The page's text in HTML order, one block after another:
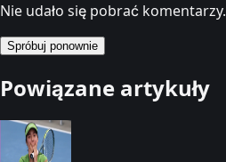
Nie udało się pobrać komentarzy.
Spróbuj ponownie
Powiązane artykuły